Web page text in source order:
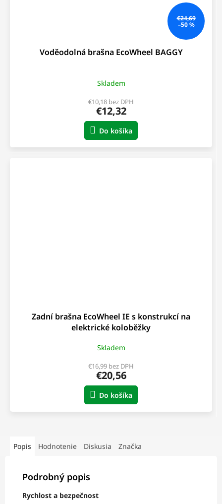
€24,69
–50 %
Voděodolná brašna EcoWheel BAGGY
Skladem
€10,18 bez DPH
€12,32
Do košíka
Zadní brašna EcoWheel IE s konstrukcí na
elektrické koloběžky
Skladem
€16,99 bez DPH
€20,56
Do košíka
Popis Hodnotenie Diskusia Značka
Podrobný popis
Rychlost a bezpečnost